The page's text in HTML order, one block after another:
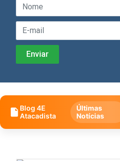
Blog 4E
Atacadista
Últimas
Notícias